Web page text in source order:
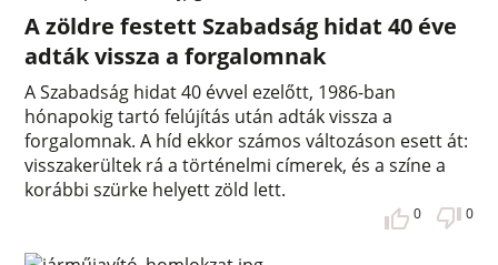
A zöldre festett Szabadság hidat 40 éve
adták vissza a forgalomnak
A Szabadság hidat 40 évvel ezelőtt, 1986-ban
hónapokig tartó felújítás után adták vissza a
forgalomnak. A híd ekkor számos változáson esett át:
visszakerültek rá a történelmi címerek, és a színe a
korábbi szürke helyett zöld lett.
0 0